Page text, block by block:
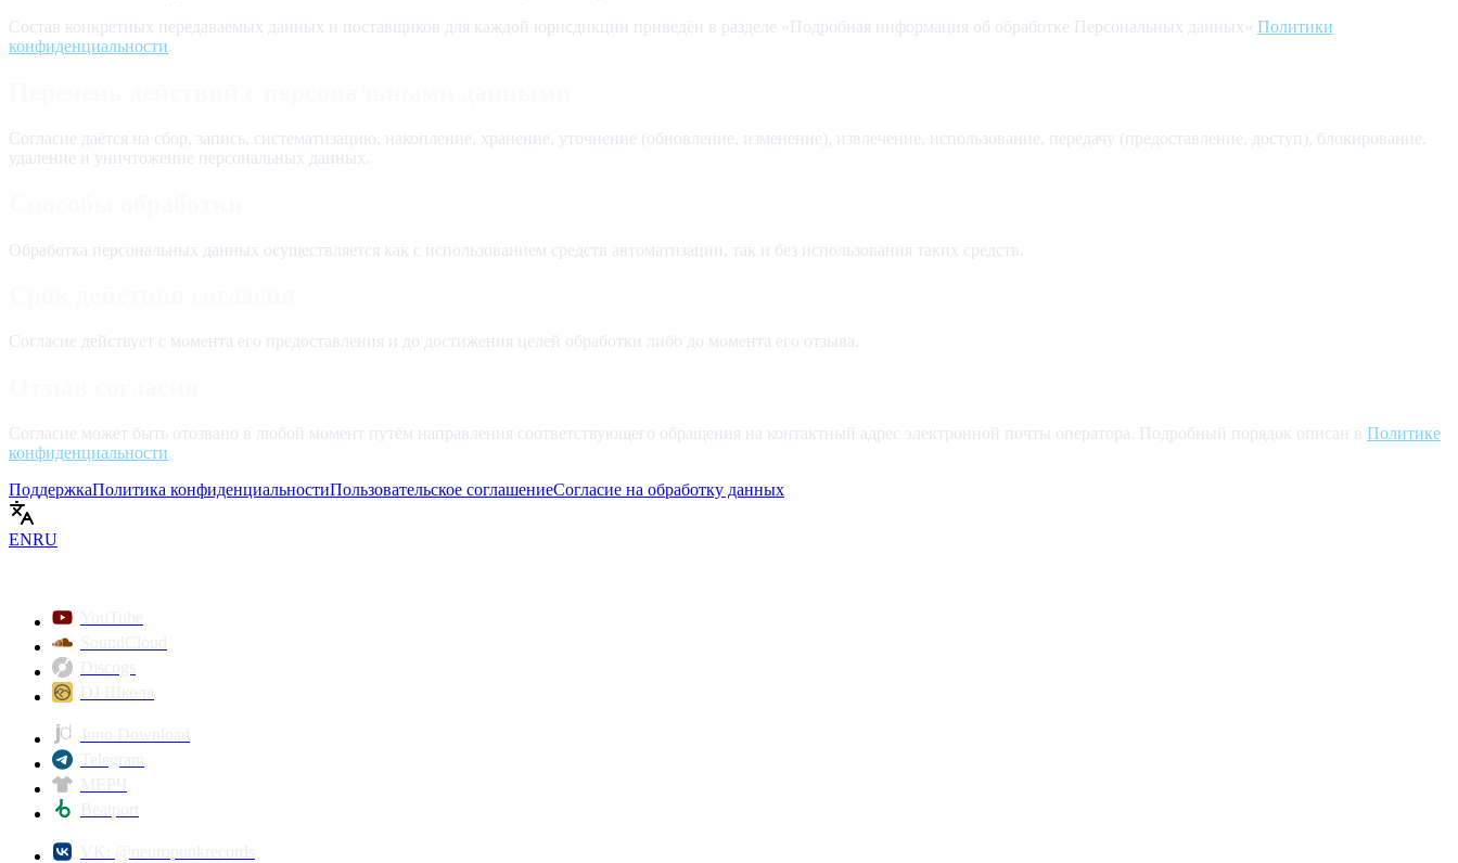
Состав конкретных передаваемых данных и поставщиков для каждой юрисдикции приведён в разделе «Подробная информация об обработке Персональных данных» Политики
конфиденциальности
Согласие даётся на сбор, запись, систематизацию, накопление, хранение, уточнение (обновление, изменение), извлечение, использование, передачу (предоставление, доступ), блокирование,
удаление и уничтожение персональных данных.
Обработка персональных данных осуществляется как с использованием средств автоматизации, так и без использования таких средств.
Согласие действует с момента его предоставления и до достижения целей обработки либо до момента его отзыва.
Согласие может быть отозвано в любой момент путём направления соответствующего обращения на контактный адрес электронной почты оператора. Подробный порядок описан в Политике
конфиденциальности
ПоддержкаПолитика конфиденциальностиПользовательское соглашениеСогласие на обработку данных
ENRU